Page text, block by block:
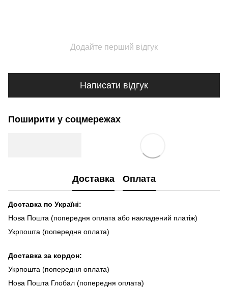
Додайте перший відгук
Написати відгук
Поширити у соцмережах
Доставка Оплата
Доставка по Україні:
Нова Пошта (попередня оплата або накладений платіж)
Укрпошта (попередня оплата)
Доставка за кордон:
Укрпошта (попередня оплата)
Нова Пошта Глобал (попередня оплата)